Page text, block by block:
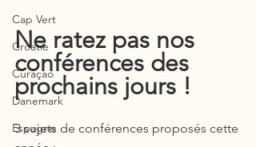
Cap Vert
Croatie
Curaçao
Danemark
Espagne
Ne ratez pas nos
conférences des
prochains jours !
3 sujets de conférences proposés cette